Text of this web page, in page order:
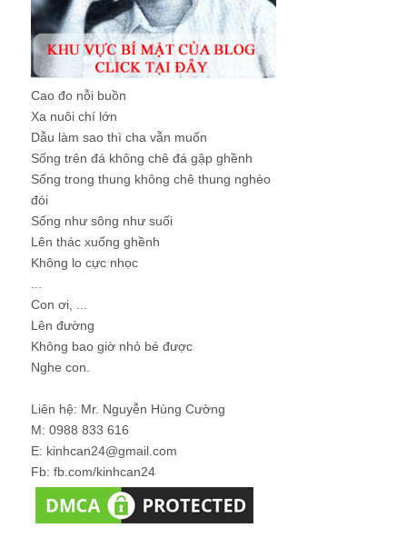
Cao đo nỗi buồn
Xa nuôi chí lớn
Dẫu làm sao thì cha vẫn muốn
Sống trên đá không chê đá gập ghềnh
Sống trong thung không chê thung nghèo
đói
Sống như sông như suối
Lên thác xuống ghềnh
Không lo cực nhọc
...
Con ơi, ...
Lên đường
Không bao giờ nhỏ bé được
Nghe con.
Liên hệ: Mr. Nguyễn Hùng Cường
M: 0988 833 616
E: kinhcan24@gmail.com
Fb: fb.com/kinhcan24